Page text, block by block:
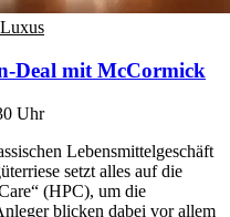
Deal mit McCormick
Uhr
Lebensmittelgeschäft
setzt alles auf die
(HPC), um die
blicken dabei vor allem